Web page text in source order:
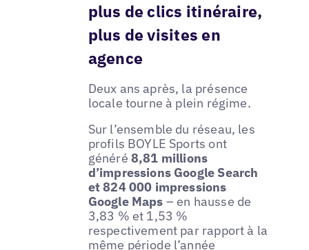
plus de clics itinéraire,
plus de visites en
agence
Deux ans après, la présence
locale tourne à plein régime.
Sur l’ensemble du réseau, les
profils BOYLE Sports ont
généré 8,81 millions
d’impressions Google Search
et 824 000 impressions
Google Maps – en hausse de
3,83 % et 1,53 %
respectivement par rapport à la
même période l’année